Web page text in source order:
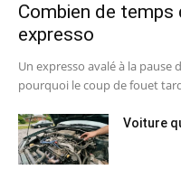
Combien de temps
expresso
Un expresso avalé à la pause
pourquoi le coup de fouet
Voiture